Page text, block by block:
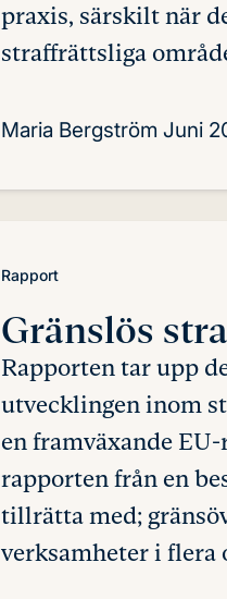
praxis, särskilt när
straffrättsliga
Maria Bergström Juni
Rapport
Gränslös
Rapporten tar upp
utvecklingen inom
en framväxande
rapporten från en
tillrätta med;
verksamheter i flera